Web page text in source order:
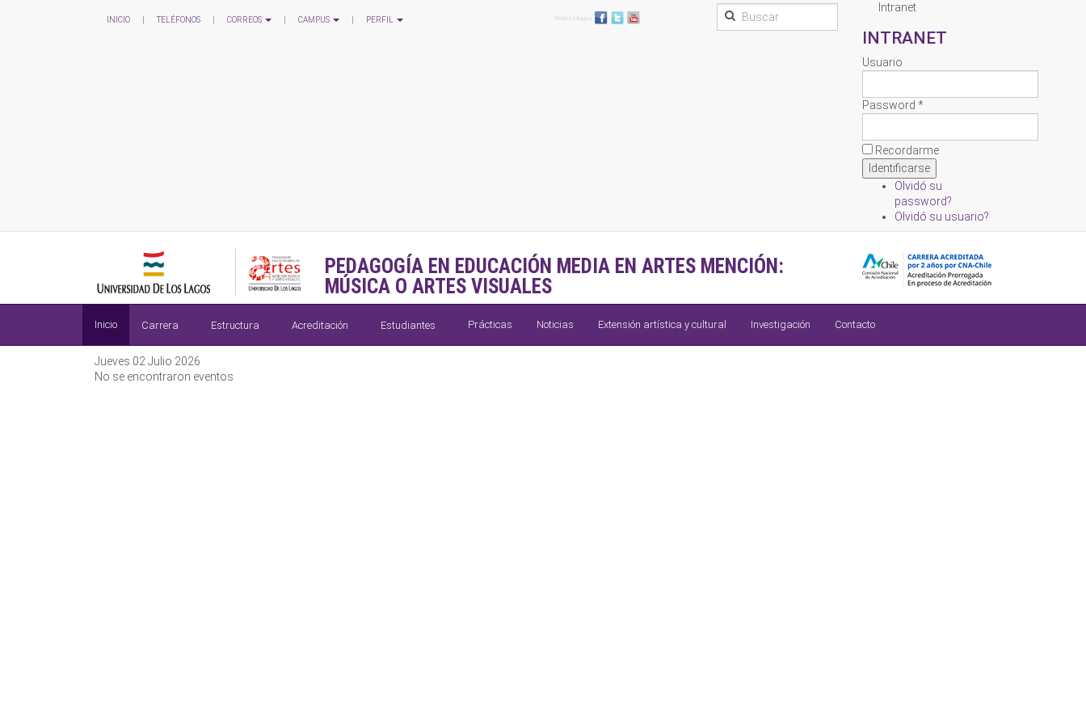
INICIO TELÉFONOS CORREOS CAMPUS PERFIL Redes Ulagos
Intranet
INTRANET
Usuario
Password *
Recordarme
Olvidó su
password?
Olvidó su usuario?
PEDAGOGÍA EN EDUCACIÓN MEDIA EN ARTES MENCIÓN:
MÚSICA O ARTES VISUALES
Inicio Carrera Estructura Acreditación Estudiantes Prácticas Noticias Extensión artística y cultural Investigación Contacto
Jueves 02 Julio 2026
No se encontraron eventos